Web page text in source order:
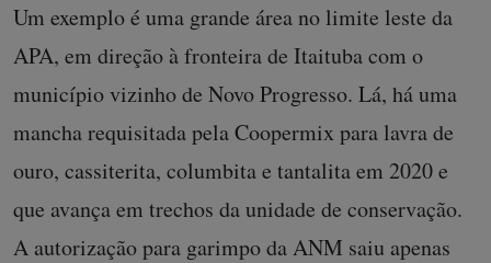
Um exemplo é uma grande área no limite leste da
APA, em direção à fronteira de Itaituba com o
município vizinho de Novo Progresso. Lá, há uma
mancha requisitada pela Coopermix para lavra de
ouro, cassiterita, columbita e tantalita em 2020 e
que avança em trechos da unidade de conservação.
A autorização para garimpo da ANM saiu apenas